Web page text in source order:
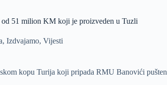
51 milion KM koji je proizveden u Tuzli
, Izdvajamo, Vijesti
kopu Turija koji pripada RMU Banovići